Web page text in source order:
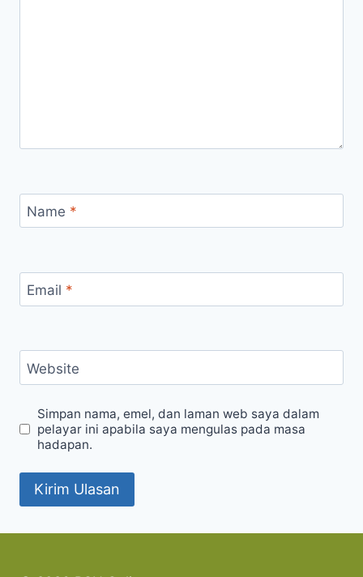
Name *
Email *
Website
Simpan nama, emel, dan laman web saya dalam
pelayar ini apabila saya mengulas pada masa
hadapan.